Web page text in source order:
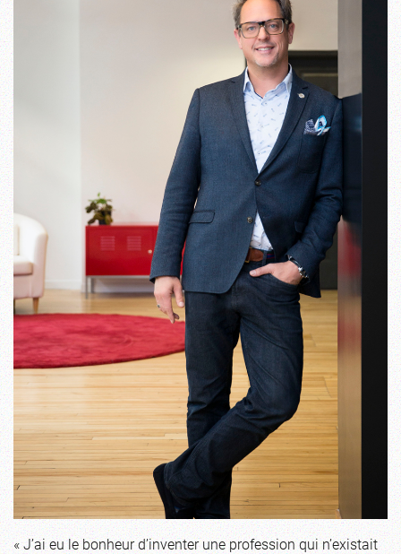
« J’ai eu le bonheur d’inventer une profession qui n’existait